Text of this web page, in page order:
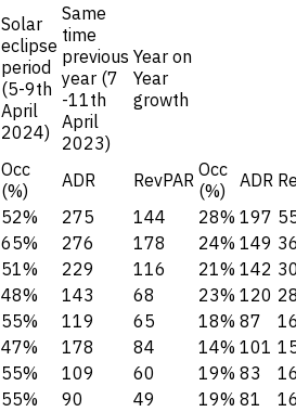
Solar
eclipse
period
(5-9th
April
2024)
Same
time
previous
year (7
-11th
April
2023)
Year on
Year
growth
Occ
(%)
ADR RevPAR Occ
(%)
ADR
52% 275 144 28% 197
65% 276 178 24% 149
51% 229 116 21% 142
48% 143 68 23% 120
55% 119 65 18% 87
47% 178 84 14% 101
55% 109 60 19% 83
55% 90 49 19% 81